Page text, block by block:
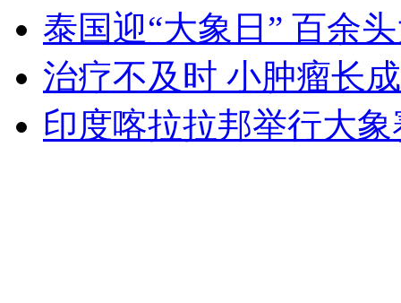
外交部：有关国家言论片面不公正
安徽一实载49人客车翻车
泰国迎“大象日” 百余
治疗不及时 小肿瘤长
印度喀拉拉邦举行大象